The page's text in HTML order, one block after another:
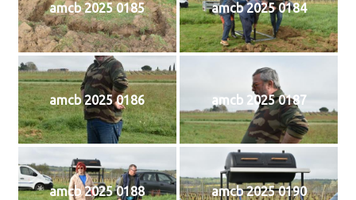
amcb 2025 0185 amcb 2025 0184
amcb 2025 0186 amcb 2025 0187
amcb 2025 0188 amcb 2025 0190